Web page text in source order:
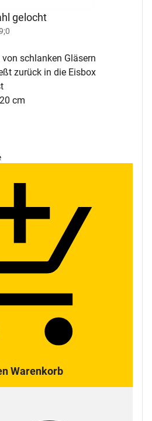
gelocht
schlanken Gläsern
zurück in die Eisbox
cm
abgegeben
Warenkorb